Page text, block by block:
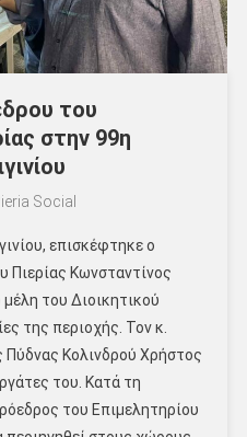
του
στην 99η
Social
επισκέφτηκε ο
Πιερίας Κωνσταντίνος
του Διοικητικού
της περιοχής. Τον κ.
Πύδνας Κολινδρού Χρήστος
του. Κατά τη
του Επιμελητηρίου